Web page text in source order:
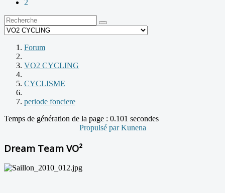
2
Forum
VO2 CYCLING
CYCLISME
periode fonciere
Temps de génération de la page : 0.101 secondes
Propulsé parKunena
Dream Team VO²